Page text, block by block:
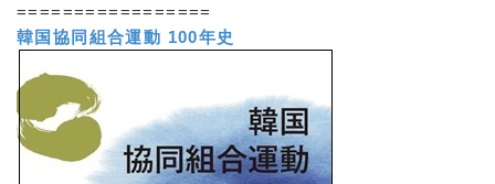
=================
韓国協同組合運動 100年史